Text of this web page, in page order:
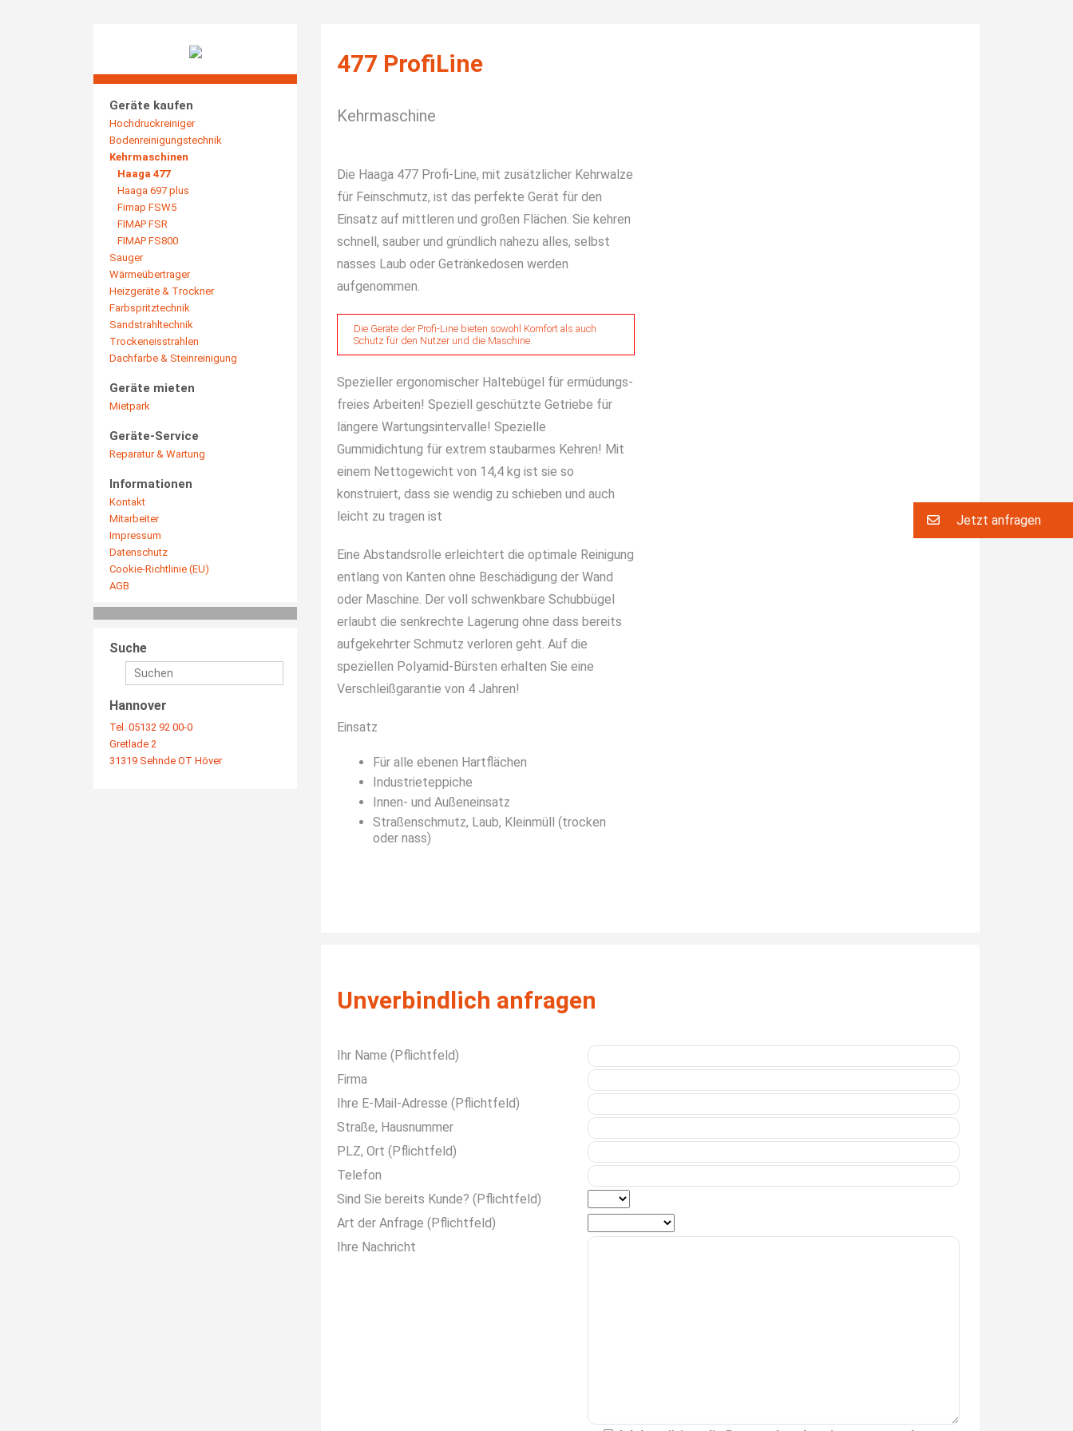
Geräte kaufen
Hochdruckreiniger
Bodenreinigungstechnik
Kehrmaschinen
Haaga 477
Haaga 697 plus
Fimap FSW5
FIMAP FSR
FIMAP FS800
Sauger
Wärmeübertrager
Heizgeräte & Trockner
Farbspritztechnik
Sandstrahltechnik
Trockeneisstrahlen
Dachfarbe & Steinreinigung
Geräte mieten
Mietpark
Geräte-Service
Reparatur & Wartung
Informationen
Kontakt
Mitarbeiter
Impressum
Datenschutz
Cookie-Richtlinie (EU)
AGB
Suche
Hannover
Tel. 05132 92 00-0
Gretlade 2
31319 Sehnde OT Höver
477 ProfiLine
Kehrmaschine
Die Haaga 477 Profi-Line, mit zusätzlicher Kehrwalze
für Feinschmutz, ist das perfekte Gerät für den
Einsatz auf mittleren und großen Flächen. Sie kehren
schnell, sauber und gründlich nahezu alles, selbst
nasses Laub oder Getränkedosen werden
aufgenommen.
Die Geräte der Profi-Line bieten sowohl Komfort als auch
Schutz für den Nutzer und die Maschine.
Spezieller ergonomischer Haltebügel für ermüdungs­
freies Arbeiten! Speziell geschützte Getriebe für
längere Wartungsintervalle! Spezielle
Gummidichtung für extrem staubarmes Kehren! Mit
einem Nettogewicht von 14,4 kg ist sie so
konstruiert, dass sie wendig zu schieben und auch
leicht zu tragen ist
Eine Abstandsrolle erleichtert die optimale Reini­gung
entlang von Kanten ohne Beschädigung der Wand
oder Maschine. Der voll schwenkbare Schubbügel
erlaubt die senkrechte Lagerung ohne dass bereits
aufgekehrter Schmutz verloren geht. Auf die
speziellen Polyamid-Bürsten erhalten Sie eine
Verschleißgarantie von 4 Jahren!
Einsatz
Für alle ebenen Hartflächen
Industrieteppiche
Innen- und Außeneinsatz
Straßenschmutz, Laub, Kleinmüll (trocken
oder nass)
Unverbindlich anfragen
Ihr Name (Pflichtfeld)
Firma
Ihre E-Mail-Adresse (Pflichtfeld)
Straße, Hausnummer
PLZ, Ort (Pflichtfeld)
Telefon
Sind Sie bereits Kunde? (Pflichtfeld)
Art der Anfrage (Pflichtfeld)
Ihre Nachricht
Jetzt anfragen